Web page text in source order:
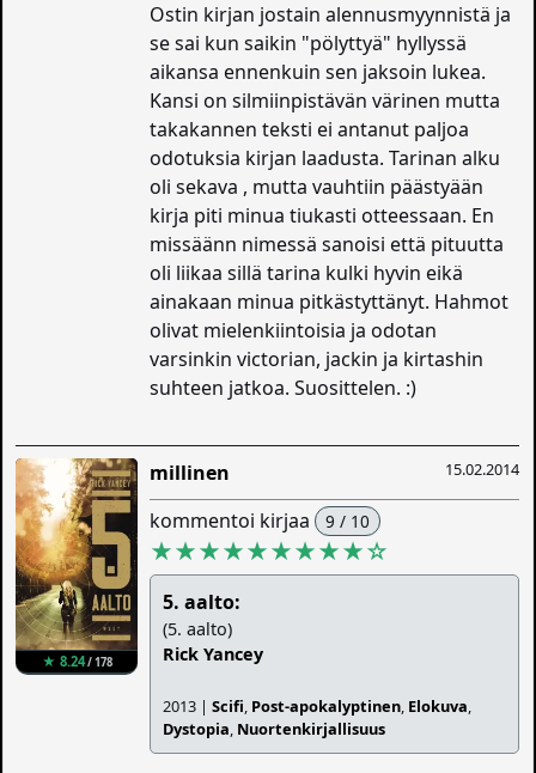
Ostin kirjan jostain alennusmyynnistä ja
se sai kun saikin "pölyttyä" hyllyssä
aikansa ennenkuin sen jaksoin lukea.
Kansi on silmiinpistävän värinen mutta
takakannen teksti ei antanut paljoa
odotuksia kirjan laadusta. Tarinan alku
oli sekava , mutta vauhtiin päästyään
kirja piti minua tiukasti otteessaan. En
missäänn nimessä sanoisi että pituutta
oli liikaa sillä tarina kulki hyvin eikä
ainakaan minua pitkästyttänyt. Hahmot
olivat mielenkiintoisia ja odotan
varsinkin victorian, jackin ja kirtashin
suhteen jatkoa. Suosittelen. :)
★ 8.24/ 178
15.02.2014
millinen
kommentoi kirjaa 9 / 10
★★★★★★★★★☆
5. aalto:
(5. aalto)
Rick Yancey
2013 |Scifi, Post-apokalyptinen, Elokuva,
Dystopia, Nuortenkirjallisuus